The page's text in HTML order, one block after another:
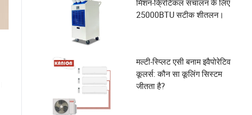
मिशन-क्रिटिकल संचालन के लिए
25000BTU सटीक शीतलन।
मल्टी-स्प्लिट एसी बनाम इवैपोरेटिव
कूलर्स: कौन सा कूलिंग सिस्टम
जीतता है?